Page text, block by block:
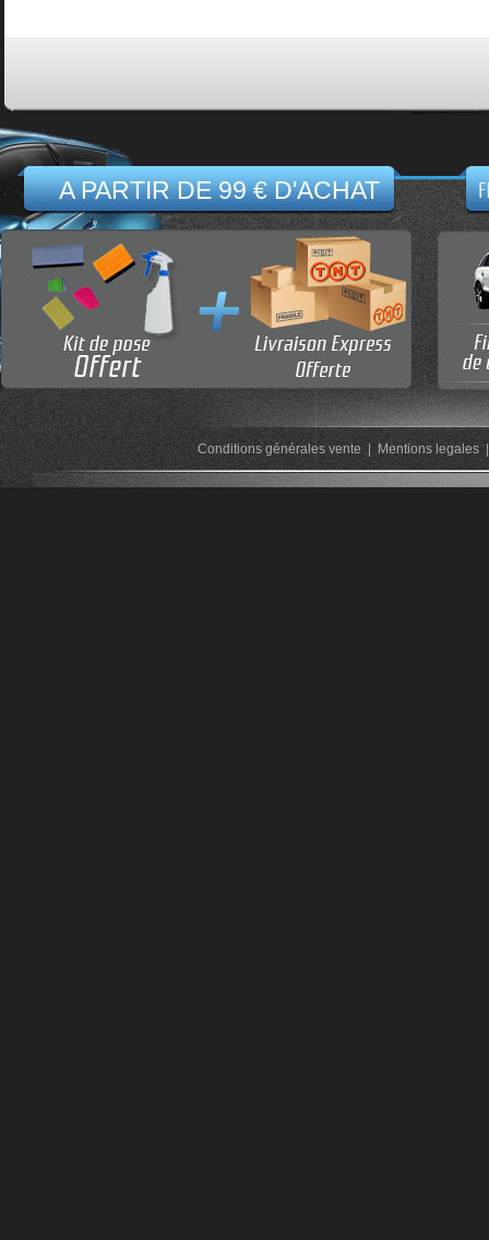
A PARTIR DE 99 € D'ACHAT
Conditions générales vente | Mentions legales